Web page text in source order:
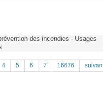
des incendies - Usages
4 5 6 7 16676